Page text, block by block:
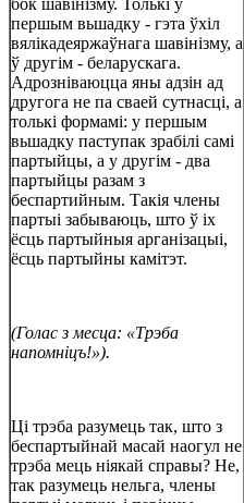
бок шавінізму. Толькі ў
першым вьшадку - гэта ўхіл
вялікадеяржаўнага шавінізму, а
ў другім - беларускага.
Адрозніваюцца яны адзін ад
другога не па сваей сутнасці, а
толькі формамі: у першым
вьшадку паступак зрабілі самі
партыйцы, а у другім - два
партыйцы разам з
беспартийным. Такія члены
партыі забываюць, што ў іх
ёсць партыйныя арганізацыі,
ёсць партыйны камітэт.
(Голас з месца: «Трэба
напомніцъ!»).
Ці трэба разумець так, што з
беспартыйнай масай наогул не
трэба мець ніякай справы? Не,
так разумець нельга, члены